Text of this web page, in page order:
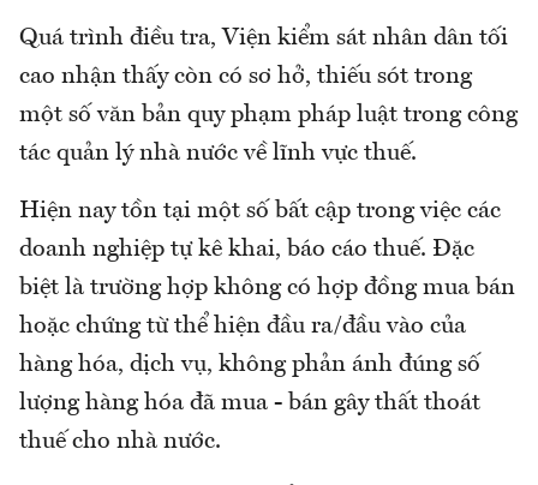
Quá trình điều tra, Viện kiểm sát nhân dân tối
cao nhận thấy còn có sơ hở, thiếu sót trong
một số văn bản quy phạm pháp luật trong công
tác quản lý nhà nước về lĩnh vực thuế.
Hiện nay tồn tại một số bất cập trong việc các
doanh nghiệp tự kê khai, báo cáo thuế. Đặc
biệt là trường hợp không có hợp đồng mua bán
hoặc chứng từ thể hiện đầu ra/đầu vào của
hàng hóa, dịch vụ, không phản ánh đúng số
lượng hàng hóa đã mua - bán gây thất thoát
thuế cho nhà nước.